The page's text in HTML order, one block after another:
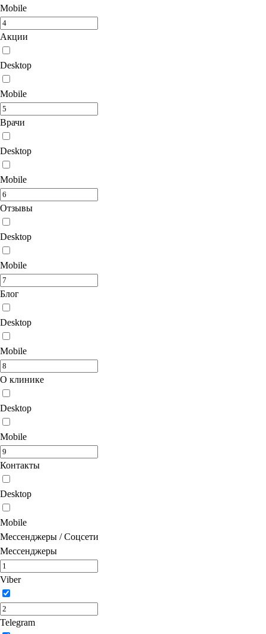
Mobile
Акции
Desktop
Mobile
Врачи
Desktop
Mobile
Отзывы
Desktop
Mobile
Блог
Desktop
Mobile
О клинике
Desktop
Mobile
Контакты
Desktop
Mobile
Мессенджеры / Соцсети
Мессенджеры
Viber
Telegram